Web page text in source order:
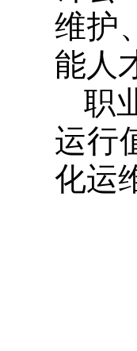
维护
能人
职
运行
化运